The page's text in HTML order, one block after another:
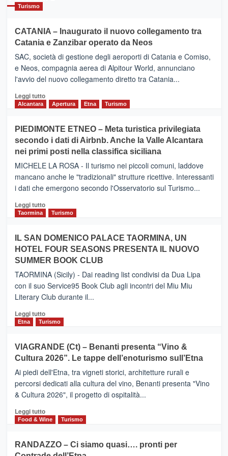
Turismo
CATANIA – Inaugurato il nuovo collegamento tra
Catania e Zanzibar operato da Neos
SAC, società di gestione degli aeroporti di Catania e Comiso,
e Neos, compagnia aerea di Alpitour World, annunciano
l'avvio del nuovo collegamento diretto tra Catania...
Leggi tuttoLeggi
CATANIA
–
Inaugurato
il
nuovo
collegamento
tra
e
Zanzibar
da
Neos
Alcantara Apertura Etna Turismo
PIEDIMONTE ETNEO – Meta turistica privilegiata
secondo i dati di Airbnb. Anche la Valle Alcantara
nei primi posti nella classifica siciliana
MICHELE LA ROSA - Il turismo nei piccoli comuni, laddove
mancano anche le "tradizionali" strutture ricettive. Interessanti
i dati che emergono secondo l'Osservatorio sul Turismo...
Leggi tuttoLeggi
PIEDIMONTE
ETNEO
–
Meta
turistica
privilegiata
secondo
dati
di
Anche
la
Alcantara
nei
primi
nella
classifica
Taormina Turismo
IL SAN DOMENICO PALACE TAORMINA, UN
HOTEL FOUR SEASONS PRESENTA IL NUOVO
SUMMER BOOK CLUB
TAORMINA (Sicily) - Dai reading list condivisi da Dua Lipa
con il suo Service95 Book Club agli incontri del Miu Miu
Literary Club durante il...
Leggi tuttoLeggi
di
IL
SAN
DOMENICO
PALACE
TAORMINA,
UN
HOTEL
FOUR
IL
Etna Turismo
VIAGRANDE (Ct) – Benanti presenta “Vino &
Cultura 2026”. Le tappe dell’enoturismo sull’Etna
Ai piedi dell'Etna, tra vigneti storici, architetture rurali e
percorsi dedicati alla cultura del vino, Benanti presenta "Vino
& Cultura 2026", il progetto di ospitalità...
Leggi tuttoLeggi
di
VIAGRANDE
Food & Wine Turismo
RANDAZZO – Ci siamo quasi…. pronti per